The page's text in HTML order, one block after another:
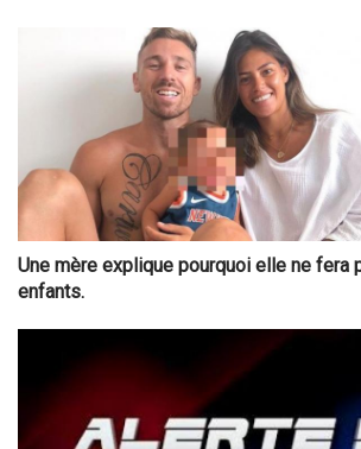
Une mère explique pourquoi elle ne fera
enfants.